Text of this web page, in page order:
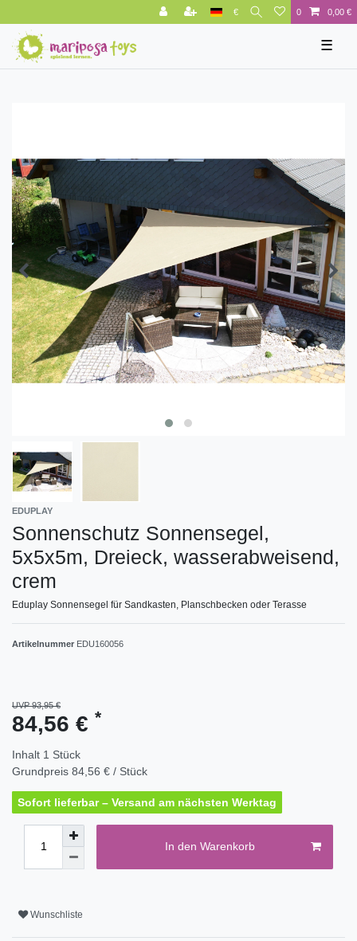
€ 0 0,00 €
☰
EDUPLAY
Sonnenschutz Sonnensegel,
5x5x5m, Dreieck, wasserabweisend,
crem
Eduplay Sonnensegel für Sandkasten, Planschbecken oder Terasse
Artikelnummer EDU160056
UVP 93,95 €
84,56 € *
Inhalt 1 Stück
Grundpreis 84,56 € / Stück
Sofort lieferbar – Versand am nächsten Werktag
In den Warenkorb
Wunschliste